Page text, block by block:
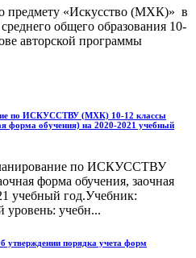
«Искусство (МХК)» в
общего образования 10-
авторской программы
по ИСКУССТВУ (МХК) 10-12 классы
форма обучения) на 2020-2021 учебный
по ИСКУССТВУ
форма обучения, заочная
учебный год.Учебник:
уровень: учебн...
утверждении порядка учета форм